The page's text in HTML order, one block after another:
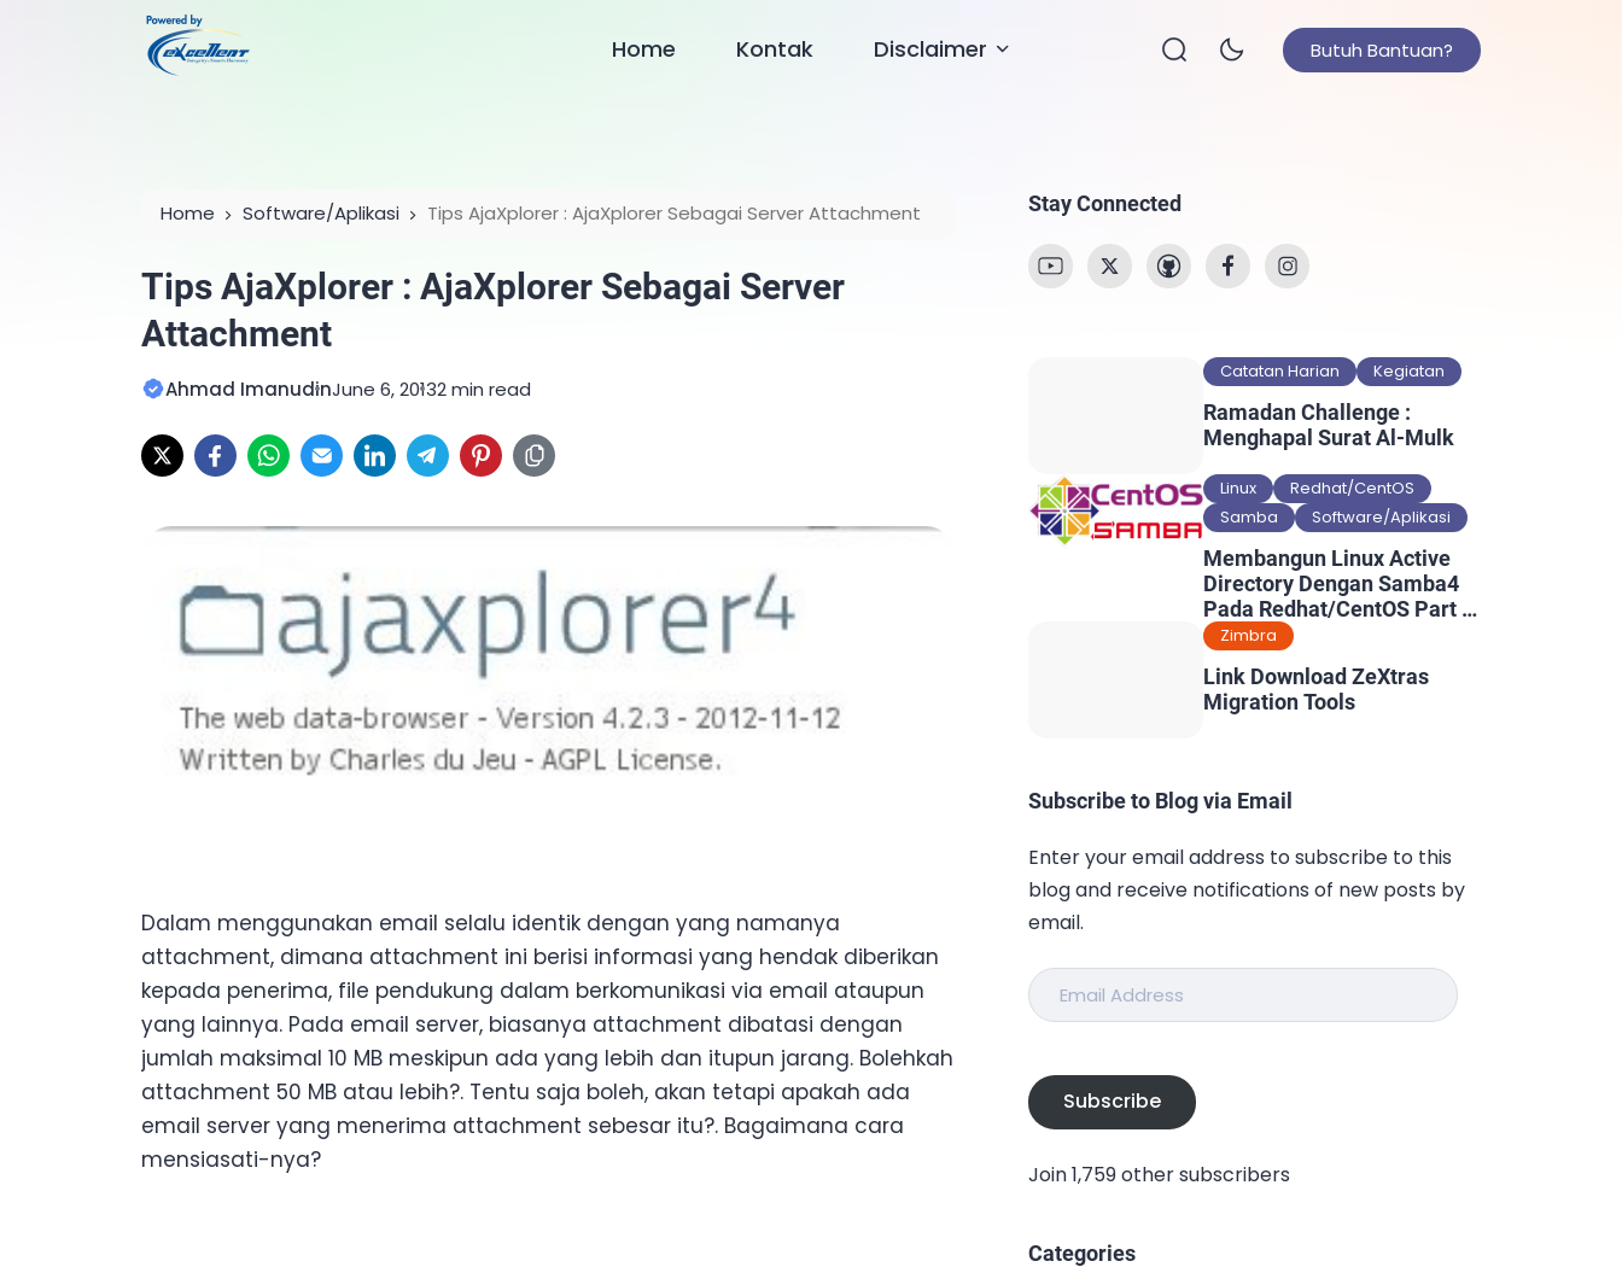
Home Kontak Disclaimer Butuh Bantuan?
Home Software/Aplikasi Tips AjaXplorer : AjaXplorer Sebagai Server Attachment
Tips AjaXplorer : AjaXplorer Sebagai Server
Attachment
Ahmad ImanudinJune 6, 20132 min read
Dalam menggunakan email selalu identik dengan yang namanya
attachment, dimana attachment ini berisi informasi yang hendak diberikan
kepada penerima, file pendukung dalam berkomunikasi via email ataupun
yang lainnya. Pada email server, biasanya attachment dibatasi dengan
jumlah maksimal 10 MB meskipun ada yang lebih dan itupun jarang. Bolehkah
attachment 50 MB atau lebih?. Tentu saja boleh, akan tetapi apakah ada
email server yang menerima attachment sebesar itu?. Bagaimana cara
mensiasati-nya?
Stay Connected
Catatan Harian Kegiatan
Ramadan Challenge :
Menghapal Surat Al-Mulk
Linux
Redhat/CentOS
Samba
Software/Aplikasi
Membangun Linux Active
Directory Dengan Samba4
Pada Redhat/CentOS Part 5
: Konfigurasi Dynamic DNS
& Kerberos
Zimbra
Link Download ZeXtras
Migration Tools
Subscribe to Blog via Email
Enter your email address to subscribe to this
blog and receive notifications of new posts by
email.
Email
Address
Subscribe
Join 1,759 other subscribers
Categories